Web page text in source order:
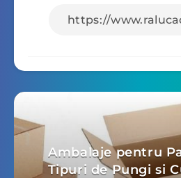
Ambalaje pentru
Tipuri de Pungi si